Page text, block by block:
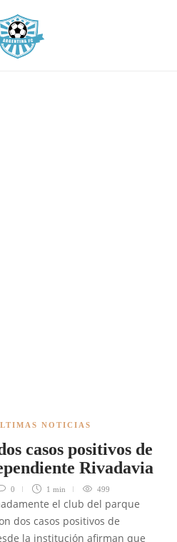
NOTICIAS
casos positivos de
Rivadavia
0 1 min 499
el club del parque
dos casos positivos de
la institución afirman que